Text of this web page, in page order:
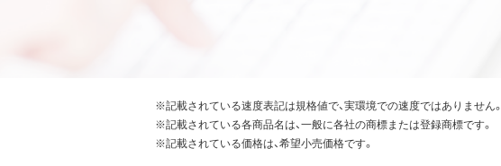
※記載されている速度表記は規格値で、実環境での速度ではありません。
※記載されている各商品名は、一般に各社の商標または登録商標です。
※記載されている価格は、希望小売価格です。